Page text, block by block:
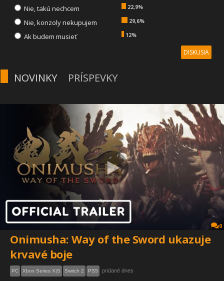
Nie, takú nechcem 22,9%
Nie, konzoly nekupujem 29,6%
Ak budem musieť 12%
DISKUSIA
NOVINKY PRÍSPEVKY
0
Onimusha: Way of the Sword ukazuje
krvavé boje
PC Xbox Series X|S Switch 2 PS5 pridané dnes